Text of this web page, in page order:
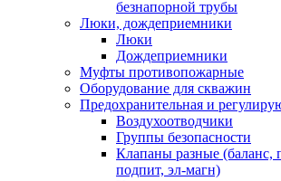
безнапорной трубы
Люки, дождеприемники
Люки
Дождеприемники
Муфты противопожарные
Оборудование для скважин
Предохранительная и
Воздухоотводчики
Группы безопасности
Клапаны разные (баланс,
подпит, эл-магн)